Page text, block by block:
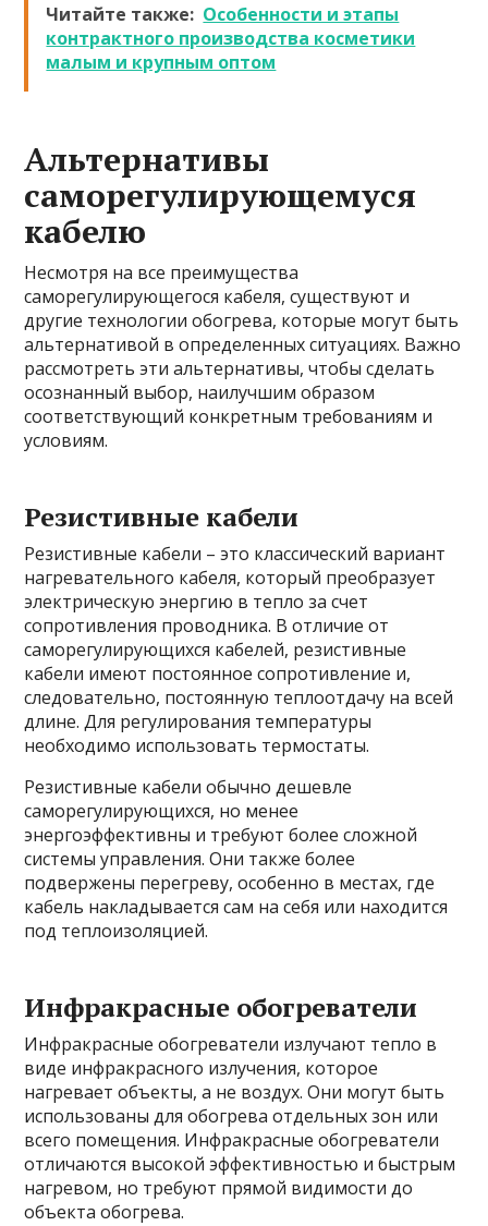
Читайте также: Особенности и этапы
контрактного производства косметики
малым и крупным оптом
Альтернативы
саморегулирующемуся
кабелю
Несмотря на все преимущества
саморегулирующегося кабеля, существуют и
другие технологии обогрева, которые могут быть
альтернативой в определенных ситуациях. Важно
рассмотреть эти альтернативы, чтобы сделать
осознанный выбор, наилучшим образом
соответствующий конкретным требованиям и
условиям.
Резистивные кабели
Резистивные кабели – это классический вариант
нагревательного кабеля, который преобразует
электрическую энергию в тепло за счет
сопротивления проводника. В отличие от
саморегулирующихся кабелей, резистивные
кабели имеют постоянное сопротивление и,
следовательно, постоянную теплоотдачу на всей
длине. Для регулирования температуры
необходимо использовать термостаты.
Резистивные кабели обычно дешевле
саморегулирующихся, но менее
энергоэффективны и требуют более сложной
системы управления. Они также более
подвержены перегреву, особенно в местах, где
кабель накладывается сам на себя или находится
под теплоизоляцией.
Инфракрасные обогреватели
Инфракрасные обогреватели излучают тепло в
виде инфракрасного излучения, которое
нагревает объекты, а не воздух. Они могут быть
использованы для обогрева отдельных зон или
всего помещения. Инфракрасные обогреватели
отличаются высокой эффективностью и быстрым
нагревом, но требуют прямой видимости до
объекта обогрева.